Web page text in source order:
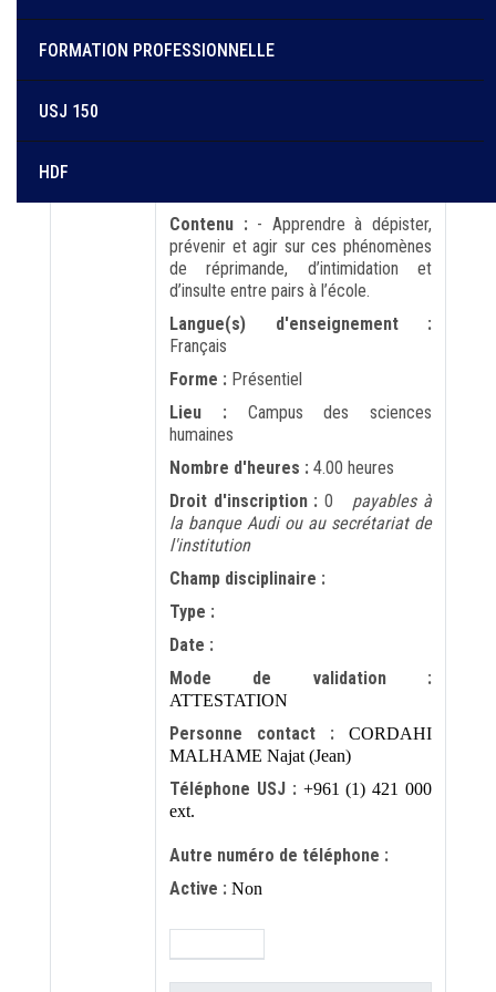
FORMATION PROFESSIONNELLE
USJ 150
HDF
Institut libanais d'éducateurs
prévenir et agir sur ces phénomènes
Contenu : - Apprendre à dépister,
prévenir et agir sur ces phénomènes
de réprimande, d’intimidation et
d’insulte entre pairs à l’école.
Langue(s) d'enseignement :
Français
Forme : Présentiel
Lieu : Campus des sciences
humaines
Nombre d'heures : 4.00 heures
Droit d'inscription :0 payables à
la banque Audi ou au secrétariat de
l'institution
Champ disciplinaire :
Type :
Date :
Mode de validation :
ATTESTATION
Personne contact : CORDAHI
MALHAME Najat (Jean)
Téléphone USJ : +961 (1) 421 000
ext.
Autre numéro de téléphone :
Active : Non